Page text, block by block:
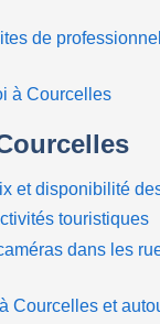
de
à Courcelles
et disponibilité
touristiques
dans les
Courcelles et